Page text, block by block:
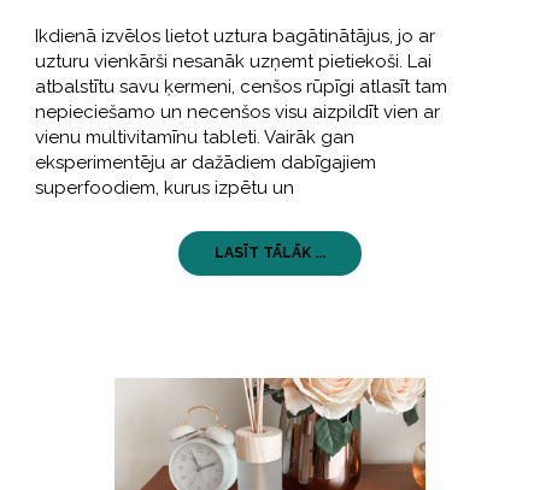
Ikdienā izvēlos lietot uztura bagātinātājus, jo ar
uzturu vienkārši nesanāk uzņemt pietiekoši. Lai
atbalstītu savu ķermeni, cenšos rūpīgi atlasīt tam
nepieciešamo un necenšos visu aizpildīt vien ar
vienu multivitamīnu tableti. Vairāk gan
eksperimentēju ar dažādiem dabīgajiem
superfoodiem, kurus izpētu un
LASĪT TĀLĀK ...